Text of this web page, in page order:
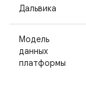
Дальвика
Модель
данных
платформы